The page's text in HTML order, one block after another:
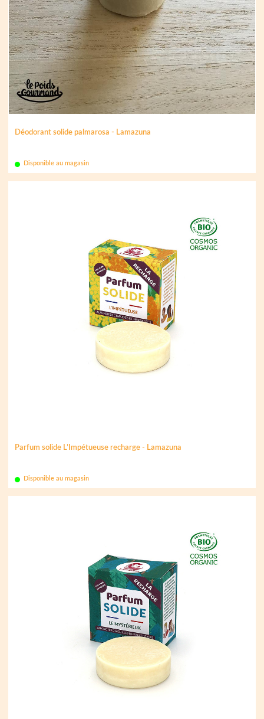
Déodorant solide palmarosa - Lamazuna
Disponible au magasin
Parfum solide L’Impétueuse recharge - Lamazuna
Disponible au magasin